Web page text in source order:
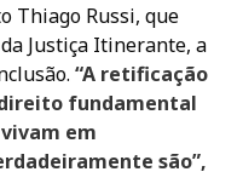
Thiago Russi, que
Justiça Itinerante, a
“A retificação
fundamental
em
são”,